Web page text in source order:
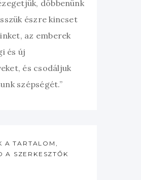
döbbenünk
észre kincset
az emberek
és új
és csodáljuk
szépségét.”
A TARTALOM,
A SZERKESZTŐK